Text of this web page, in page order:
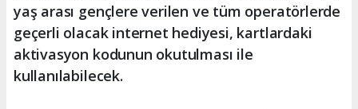
yaş arası gençlere verilen ve tüm operatörlerde
geçerli olacak internet hediyesi, kartlardaki
aktivasyon kodunun okutulması ile
kullanılabilecek.